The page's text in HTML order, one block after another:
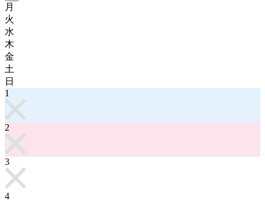
月
火
水
木
金
土
日
1
2
3
4